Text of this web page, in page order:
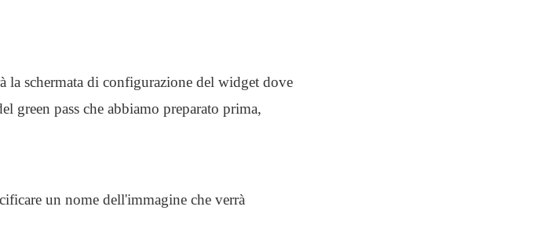
la schermata di configurazione del widget dove
green pass che abbiamo preparato prima,
un nome dell'immagine che verrà